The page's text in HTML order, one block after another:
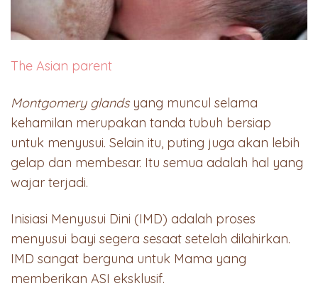
The Asian parent
Montgomery glandsyang muncul selama
kehamilan merupakan tanda tubuh bersiap
untuk menyusui. Selain itu, puting juga akan lebih
gelap dan membesar. Itu semua adalah hal yang
wajar terjadi.
Inisiasi Menyusui Dini (IMD) adalah proses
menyusui bayi segera sesaat setelah dilahirkan.
IMD sangat berguna untuk Mama yang
memberikan ASI eksklusif.